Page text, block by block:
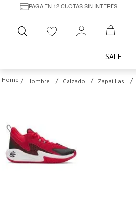
PAGA EN 12 CUOTAS SIN INTERÉS
Buscar
SALE
Hombre Calzado Zapatillas